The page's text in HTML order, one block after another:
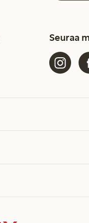
Seuraa